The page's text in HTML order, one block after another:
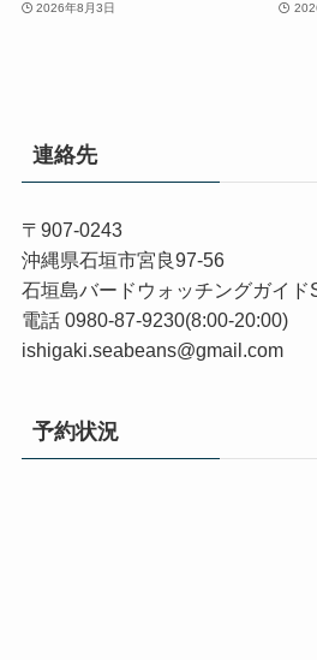
2026年8月3日
連絡先
〒907-0243
沖縄県石垣市宮良97-56
石垣島バードウォッチングガイド
電話 0980-87-9230(8:00-20:00)
ishigaki.seabeans@gmail.com
予約状況